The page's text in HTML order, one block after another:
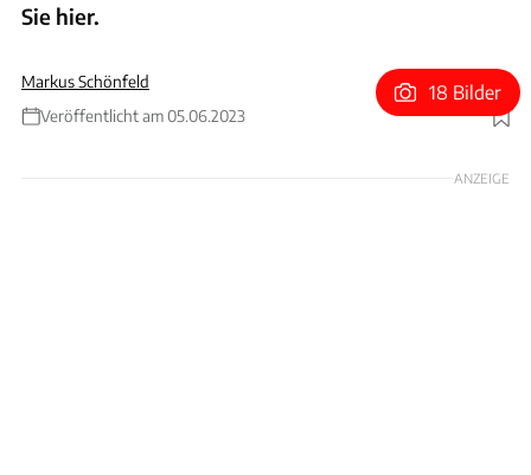
Sie hier.
Markus Schönfeld
Veröffentlicht am 05.06.2023
Foto: NRW Innenministerium
18 Bilder
ANZEIGE